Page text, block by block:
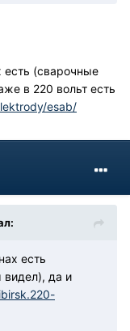
есть (сварочные
в 220 вольт есть
esab/
есть
видел), да и